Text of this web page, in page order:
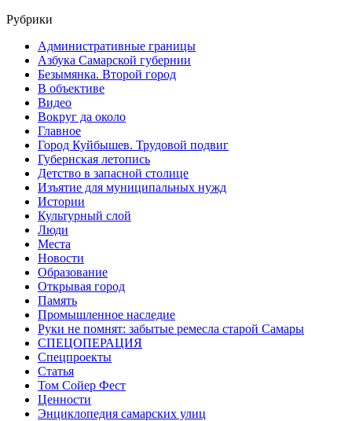
Рубрики
Административные границы
Азбука Самарской губернии
Безымянка. Второй город
В объективе
Видео
Вокруг да около
Главное
Город Куйбышев. Трудовой подвиг
Губернская летопись
Детство в запасной столице
Изъятие для муниципальных нужд
Истории
Культурный слой
Люди
Места
Новости
Образование
Открывая город
Память
Промышленное наследие
Руки не помнят: забытые ремесла старой Самары
СПЕЦОПЕРАЦИЯ
Спецпроекты
Статья
Том Сойер Фест
Ценности
Энциклопедия самарских улиц